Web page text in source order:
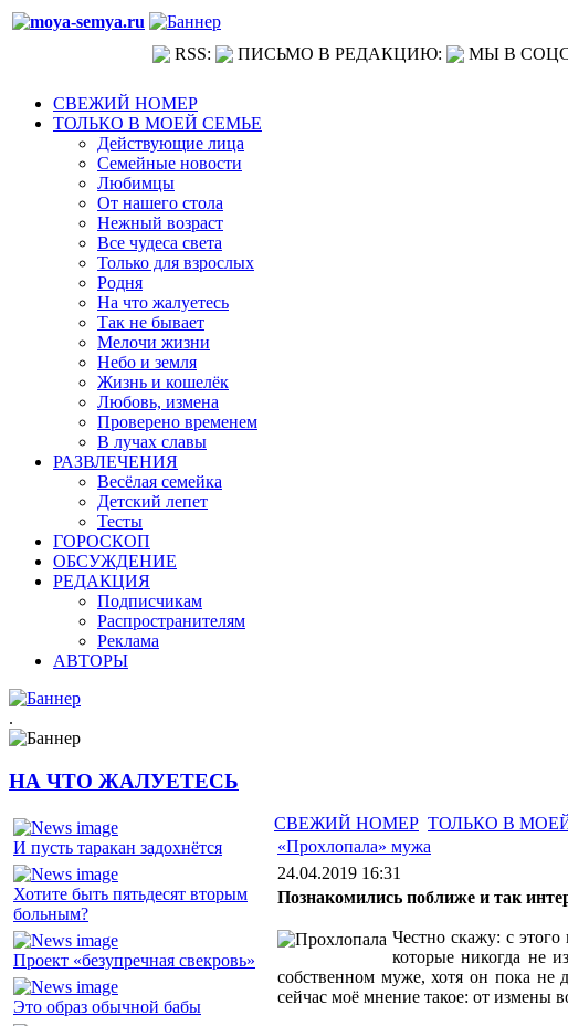
RSS: ПИСЬМО В РЕДАКЦИЮ: МЫ В
СВЕЖИЙ НОМЕР
ТОЛЬКО В МОЕЙ СЕМЬЕ
Действующие лица
Семейные новости
Любимцы
От нашего стола
Нежный возраст
Все чудеса света
Только для взрослых
Родня
На что жалуетесь
Так не бывает
Мелочи жизни
Небо и земля
Жизнь и кошелёк
Любовь, измена
Проверено временем
В лучах славы
РАЗВЛЕЧЕНИЯ
Весёлая семейка
Детский лепет
Тесты
ГОРОСКОП
ОБСУЖДЕНИЕ
РЕДАКЦИЯ
Подписчикам
Распространителям
Реклама
АВТОРЫ
.
НА ЧТО ЖАЛУЕТЕСЬ
И пусть таракан задохнётся
Хотите быть пятьдесят вторым
больным?
Проект «безупречная свекровь»
Это образ обычной бабы
СВЕЖИЙ НОМЕР ТОЛЬКО В
«Прохлопала» мужа
24.04.2019 16:31
Познакомились поближе и так
Честно скажу: с
которые никогда не
собственном муже, хотя он пока не
сейчас моё мнение такое: от измены